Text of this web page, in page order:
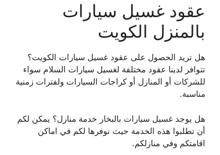
عقود غسيل سيارات
بالمنزل الكويت
هل تريد الحصول على عقود غسيل سيارات الكويت؟
تتوافر لدينا عقود مختلفة لغسيل سيارات السلام سواء
للشركات أو المنازل أو كراجات السيارات ولفترات زمنية
مناسبة.
هل يوجد غسيل سيارات بالبخار خدمة منازل؟ يمكن لكم
أن تطلبوا هذه الخدمة حيث نوفرها لكم في اماكن
اقامتكم وفي منازلكم.